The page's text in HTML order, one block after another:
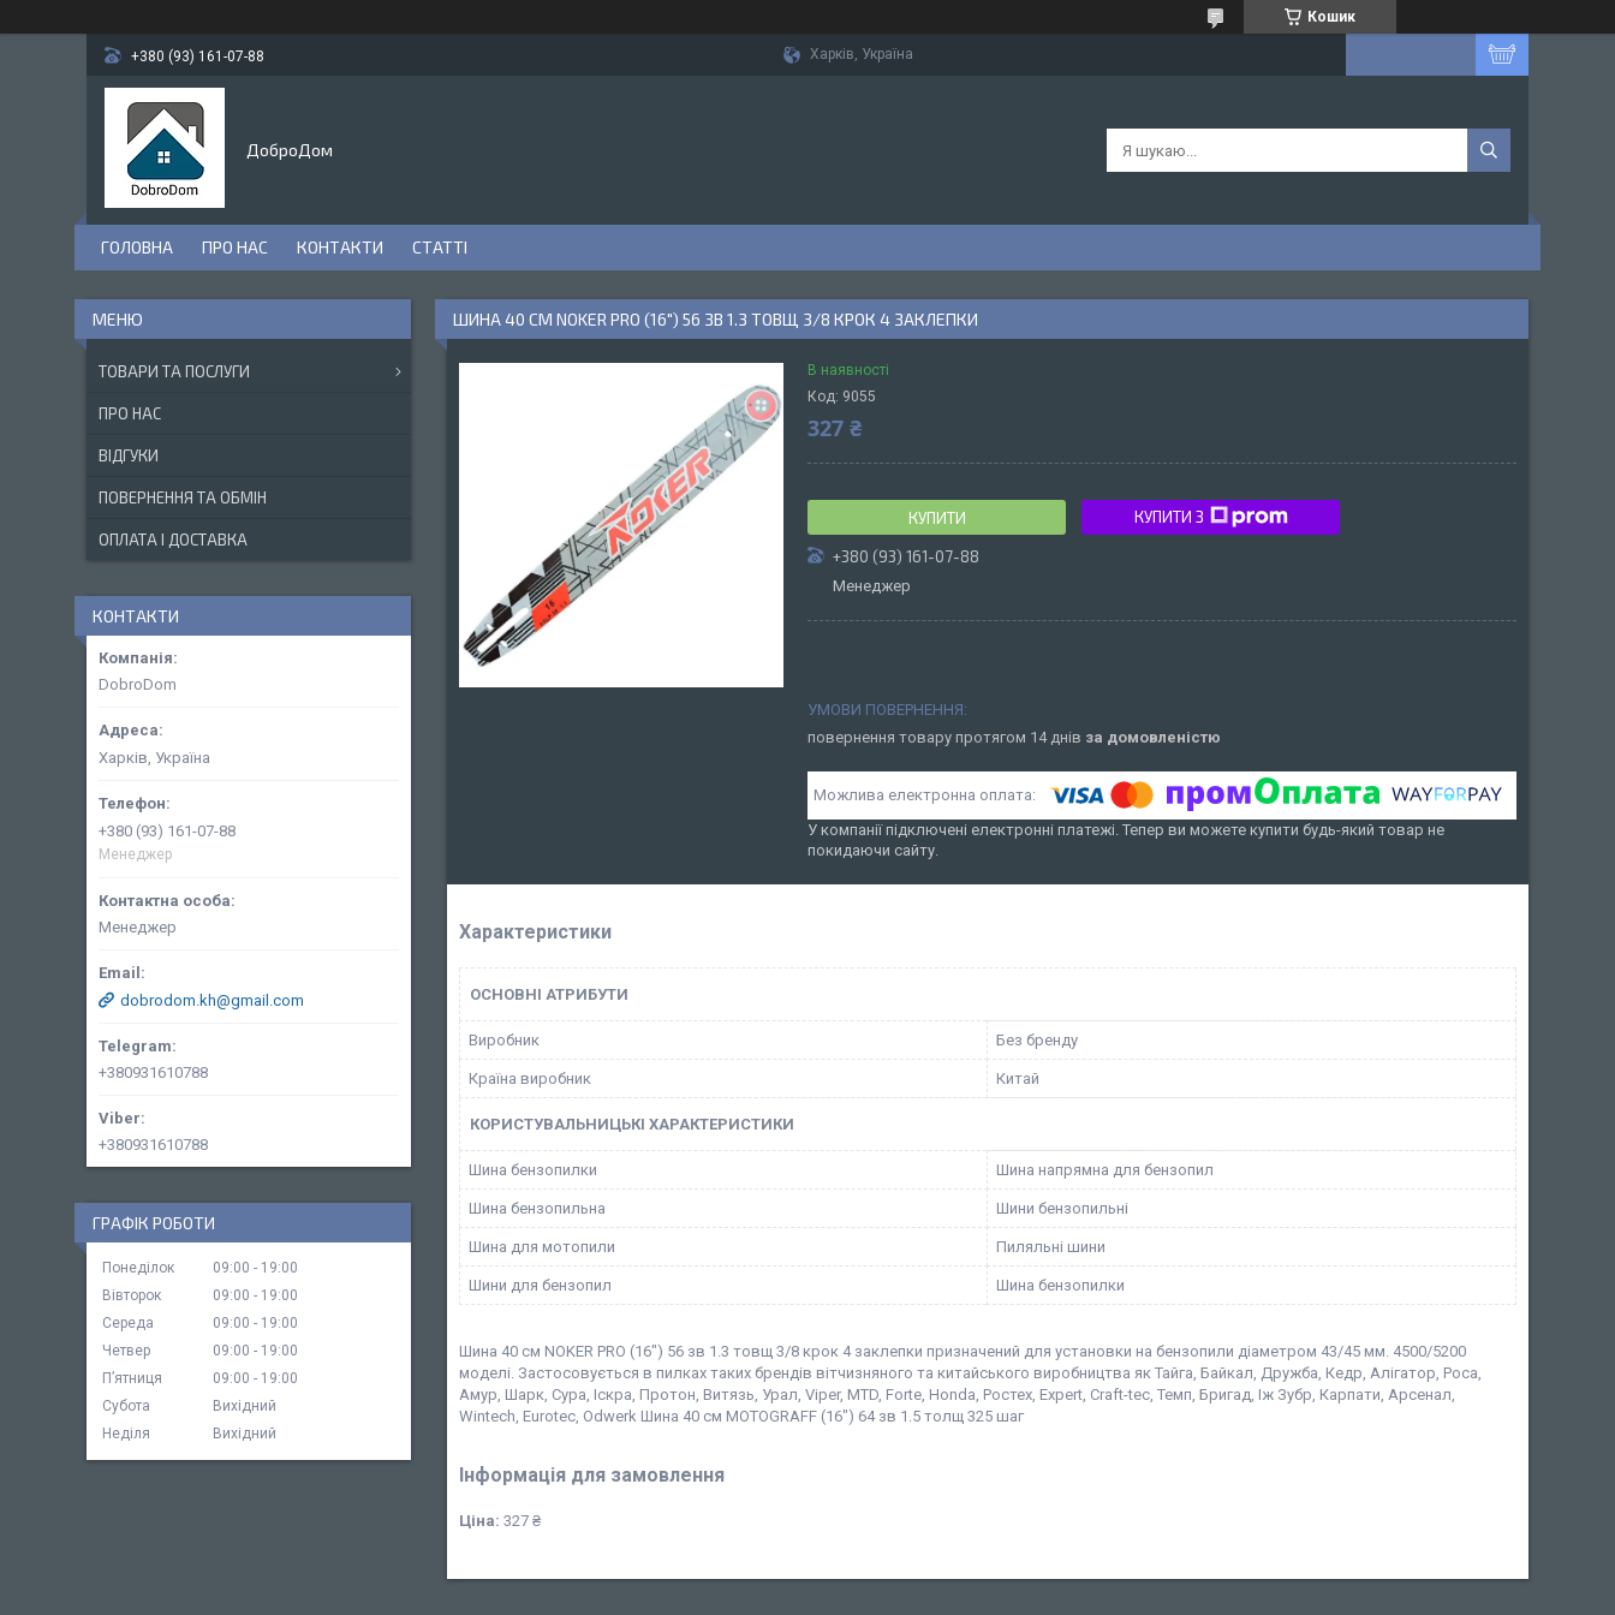
Кошик
+380 (93) 161-07-88 Харків, Україна
ДоброДом
ГОЛОВНА ПРО НАС КОНТАКТИ СТАТТІ
ШИНА 40 СМ NOKER PRO (16") 56 ЗВ 1.3 ТОВЩ 3/8 КРОК 4 ЗАКЛЕПКИ
В наявності
Код: 9055
327 ₴
КУПИТИ КУПИТИ З
+380 (93) 161-07-88
Менеджер
повернення товару протягом 14 днів за домовленістю
У компанії підключені електронні платежі. Тепер ви можете купити будь-який товар не
покидаючи сайту.
Характеристики
ОСНОВНІ АТРИБУТИ
Виробник Без бренду
Країна виробник Китай
КОРИСТУВАЛЬНИЦЬКІ ХАРАКТЕРИСТИКИ
Шина бензопилки Шина напрямна для бензопил
Шина бензопильна Шини бензопильні
Шина для мотопили Пиляльні шини
Шини для бензопил Шина бензопилки
Шина 40 см NOKER PRO (16") 56 зв 1.3 товщ 3/8 крок 4 заклепки призначений для установки на бензопили діаметром 43/45 мм. 4500/5200
моделі. Застосовується в пилках таких брендів вітчизняного та китайського виробництва як Тайга, Байкал, Дружба, Кедр, Алігатор, Роса,
Амур, Шарк, Сура, Іскра, Протон, Витязь, Урал, Viper, MTD, Forte, Honda, Ростех, Expert, Craft-tec, Темп, Бригад, Іж Зубр, Карпати, Арсенал,
Wintech, Eurotec, Odwerk Шина 40 см MOTOGRAFF (16") 64 зв 1.5 толщ 325 шаг
Інформація для замовлення
Ціна: 327 ₴
ТОВАРИ ТА ПОСЛУГИ
ПРО НАС
ВІДГУКИ
ПОВЕРНЕННЯ ТА ОБМІН
ОПЛАТА І ДОСТАВКА
КОНТАКТИ
DobroDom
Харків, Україна
+380 (93) 161-07-88
Менеджер
Менеджер
dobrodom.kh@gmail.com
+380931610788
+380931610788
ГРАФІК РОБОТИ
Понеділок 09:00
19:00
Вівторок
09:00
19:00
Середа
09:00
19:00
Четвер
09:00
19:00
Пʼятниця
09:00
19:00
Субота
Вихідний
Неділя
Вихідний